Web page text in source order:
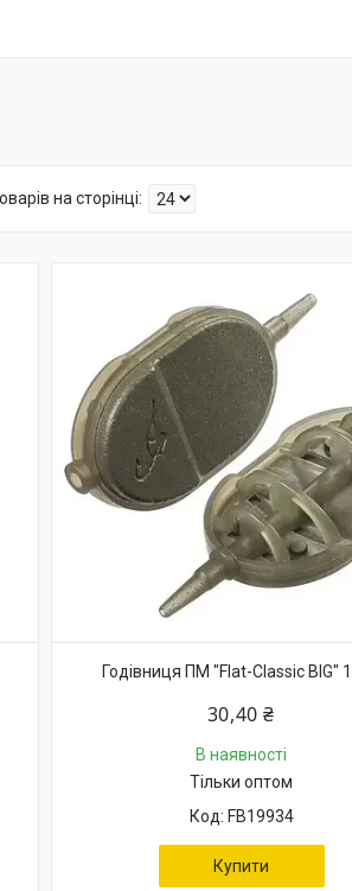
Годівниця ПМ "Flat-Classic BIG"
30,40 ₴
В наявності
Тільки оптом
FB19934
Купити